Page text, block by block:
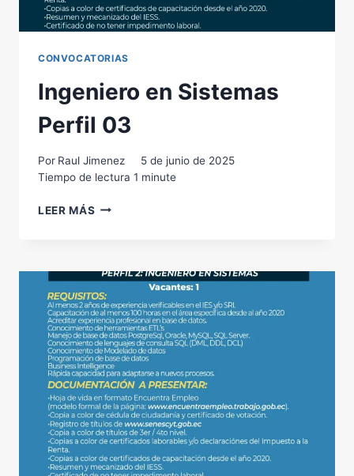
CONVOCATORIAS
Ingeniero en Sistemas
Perfil 03
Por Raul Jimenez
5 de junio de 2025
Tiempo de lectura 1 minute
LEER MÁS INGENIERO
03